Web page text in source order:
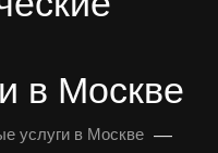
в Москве
услуги в Москве —